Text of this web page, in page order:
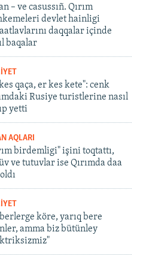
– ve casussıñ. Qırım
devlet hainligi
daqqalar içinde
baqalar
qaça, er kes kete": cenk
Rusiye turistlerine nasıl
yetti
AQLARI
birdemligi" işini toqtattı,
ve tutuvlar ise Qırımda daa
köre, yarıq bere
amma biz bütünley